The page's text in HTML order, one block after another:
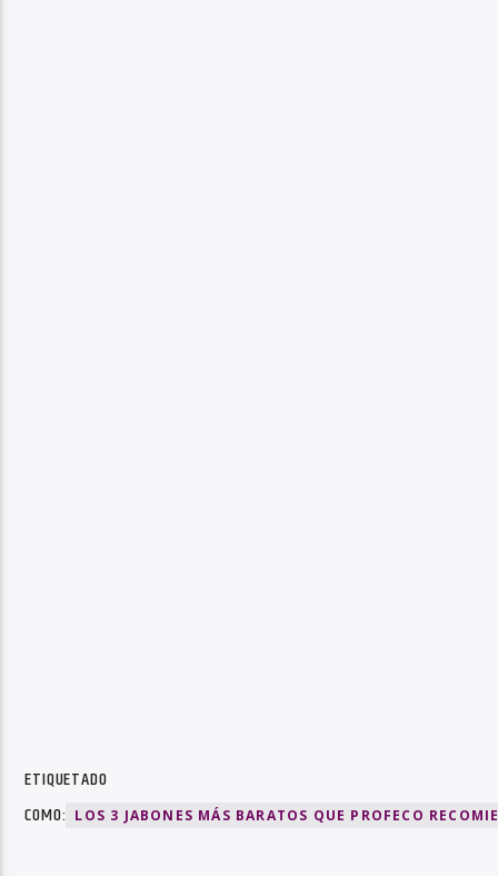
ETIQUETADO
COMO: LOS 3 JABONES MÁS BARATOS QUE PROFECO